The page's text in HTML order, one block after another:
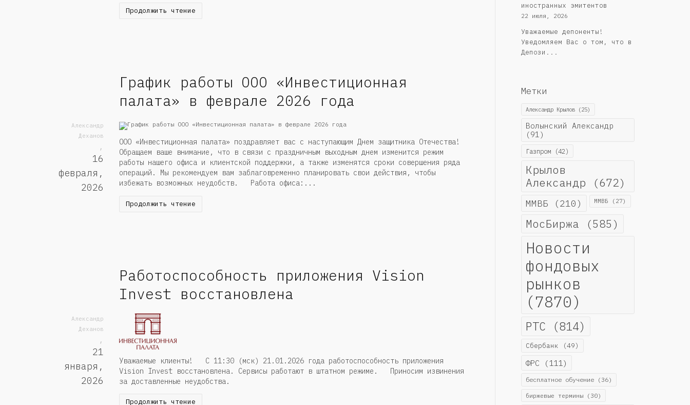
Продолжить чтение
График работы ООО «Инвестиционная
палата» в феврале 2026 года
Александр
Деханов
,
16
февраля,
2026
ООО «Инвестиционная палата» поздравляет вас с наступающим Днем защитника Отечества!
Обращаем ваше внимание, что в связи с праздничным выходным днем изменится режим
работы нашего офиса и клиентской поддержки, а также изменятся сроки совершения ряда
операций. Мы рекомендуем вам заблаговременно планировать свои действия, чтобы
избежать возможных неудобств. Работа офиса:...
Продолжить чтение
Работоспособность приложения Vision
Invest восстановлена
Александр
Деханов
,
21
января,
2026
Уважаемые клиенты! С 11:30 (мск) 21.01.2026 года работоспособность приложения
Vision Invest восстановлена. Сервисы работают в штатном режиме. Приносим извинения
за доставленные неудобства.
Продолжить чтение
иностранных эмитентов
22 июля, 2026
Уважаемые депоненты!
Уведомляем Вас о том, что в
Депози...
Метки
Александр Крылов(25)
Волынский Александр
(91)
Газпром(42)
Крылов
Александр (672)
ММВБ (210) ММВБ (27)
МосБиржа (585)
Новости
фондовых
рынков
(7870)
РТС (814)
Сбербанк (49)
ФРС (111)
бесплатное обучение(36)
биржевые термины(30)